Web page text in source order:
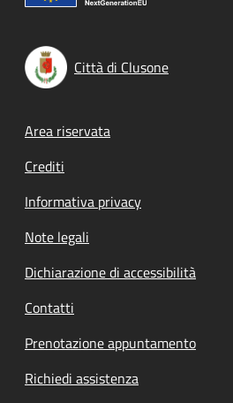
Città di Clusone
Footer menu
Area riservata
Crediti
Informativa privacy
Note legali
Dichiarazione di accessibilità
Contatti
Prenotazione appuntamento
Richiedi assistenza